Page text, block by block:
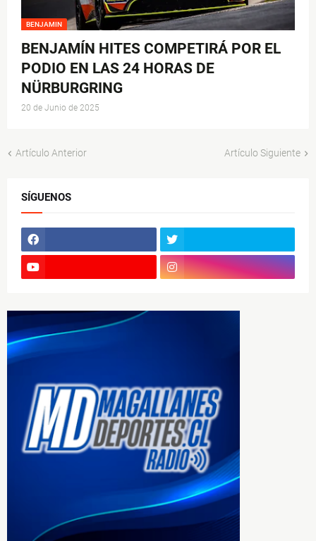
BENJAMIN
BENJAMÍN HITES COMPETIRÁ POR EL
PODIO EN LAS 24 HORAS DE
NÜRBURGRING
20 de Junio de 2025
Artículo Anterior Artículo Siguiente
SÍGUENOS